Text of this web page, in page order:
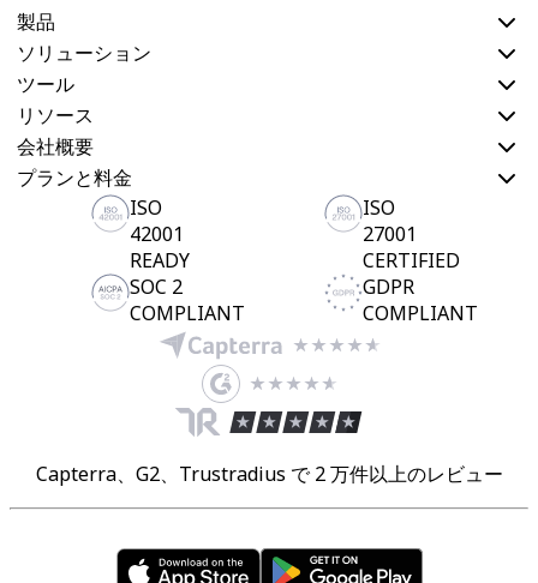
目標の策定
組織づくり
ソリューション
企業規模別
エンタープライズ
中小企業
ベンチャー
デジタル
専門サービス
小売
チーム別
プロダクト管理
製品
ソリューション
ツール
リソース
会社概要
プランと料金
ISO
42001
READY
ISO
27001
CERTIFIED
SOC 2
COMPLIANT
GDPR
COMPLIANT
Capterra、G2、Trustradius で 2 万件以上のレビュー